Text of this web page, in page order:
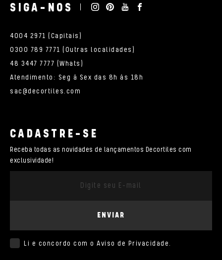
SIGA-NOS
4004 2971 (Capitais)
0300 789 7771 (Outras localidades)
48 3447 7777 (Whats)
Atendimento: Seg à Sex das 8h às 18h
sac@decortiles.com
CADASTRE-SE
Receba todas as novidades de lançamentos Decortiles com
exclusividade!
ENVIAR
Li e concordo com o Aviso de Privacidade.